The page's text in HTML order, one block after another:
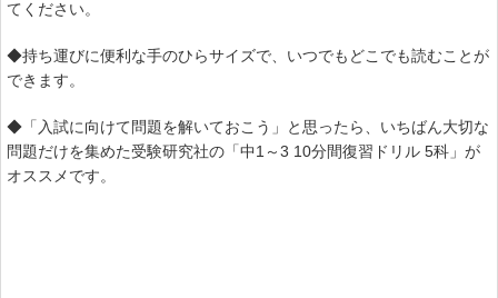
てください。
◆持ち運びに便利な手のひらサイズで、いつでもどこでも読むことが
できます。
◆「入試に向けて問題を解いておこう」と思ったら、いちばん大切な
問題だけを集めた受験研究社の「中1～3 10分間復習ドリル 5科」が
オススメです。